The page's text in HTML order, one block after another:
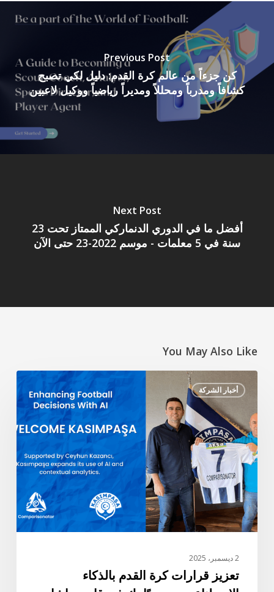
Previous Post
كن جزءاً من عالم كرة القدم: دليل لكي تصبح
كشافاً ومدرباً ومحللاً ومديراً رياضياً ووكيل لاعبين
Next Post
أفضل ما في الدوري الدنماركي الممتاز تحت 23
سنة في 5 معلمات - موسم 2022-23 حتى الآن
You May Also Like
أخبار الشركة
تعزيز
قرارات
القدم
بالذكاء
الاصطناعي
مرحبًا
بك
في
2 ديسمبر، 2025
تعزيز قرارات كرة القدم بالذكاء